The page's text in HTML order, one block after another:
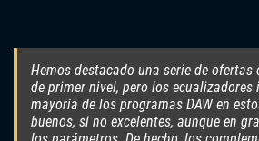
Hemos destacado una serie de ofertas
de primer nivel, pero los ecualizadores
mayoría de los programas DAW en
buenos, si no excelentes, aunque en